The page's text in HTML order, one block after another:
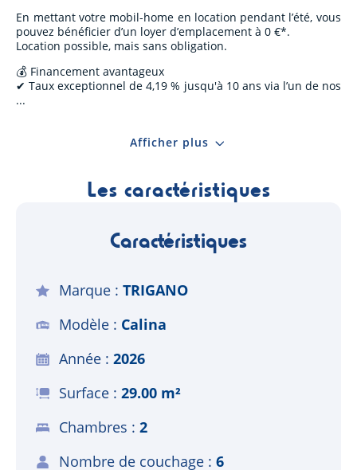
En mettant votre mobil-home en location pendant l’été, vous
pouvez bénéficier d’un loyer d’emplacement à 0 €*.
Location possible, mais sans obligation.
💰 Financement avantageux
✔ Taux exceptionnel de 4,19 % jusqu'à 10 ans via l’un de nos
Afficher plus
Les caractéristiques
Caractéristiques
Marque
TRIGANO
Modèle
Calina
Année
2026
Surface
29.00 m²
Chambres
2
Nombre de couchage
6